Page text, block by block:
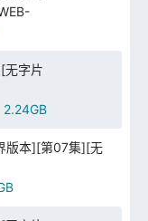
无字片
2.24GB
版本][第07集][无